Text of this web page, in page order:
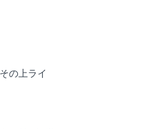
の上ライ